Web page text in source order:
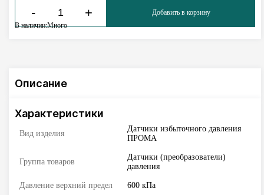
-
+
Добавить в корзину
В наличии:Много
Описание
Характеристики
Вид изделия
Датчики избыточного давления
ПРОМА
Группа товаров
Датчики (преобразователи)
давления
Давление верхний предел 600 кПа